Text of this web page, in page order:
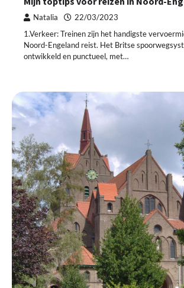
Natalia 22/03/2023
1.Verkeer: Treinen zijn het handigste
Noord-Engeland reist. Het Britse
ontwikkeld en punctueel, met…